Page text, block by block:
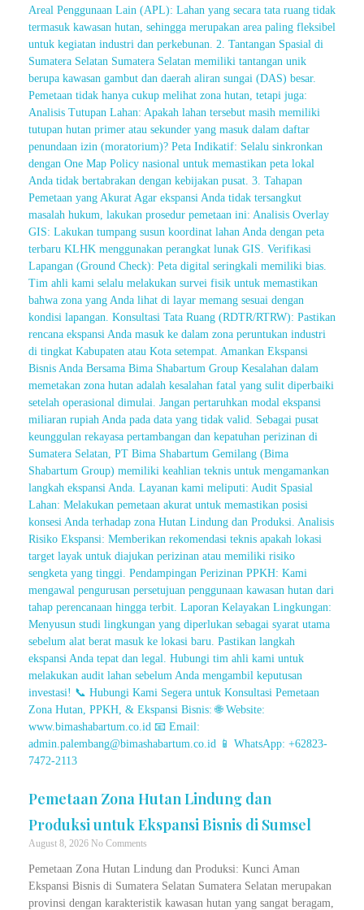
Pemetaan Zona Hutan Lindung dan
Produksi untuk Ekspansi Bisnis di Sumsel
August 8, 2026 No Comments
Pemetaan Zona Hutan Lindung dan Produksi: Kunci Aman
Ekspansi Bisnis di Sumatera Selatan Sumatera Selatan merupakan
provinsi dengan karakteristik kawasan hutan yang sangat beragam,